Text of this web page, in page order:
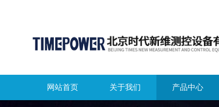
网站首页 关于我们 产品中心